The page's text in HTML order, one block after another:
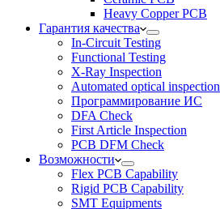
Heavy Copper PCB
Гарантия качества
In-Circuit Testing
Functional Testing
X-Ray Inspection
Automated optical inspection
Программирование ИС
DFA Check
First Article Inspection
PCB DFM Check
Возможности
Flex PCB Capability
Rigid PCB Capability
SMT Equipments